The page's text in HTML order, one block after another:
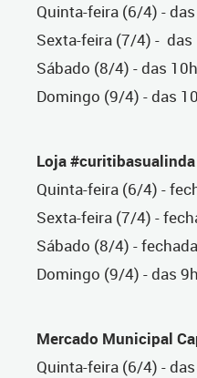
Quinta-feira (6/4) -
Sexta-feira (7/4) - das
Sábado (8/4) - das
Domingo (9/4) - das
Loja
Quinta-feira (6/4) -
Sexta-feira (7/4) -
Sábado (8/4) - fechada
Domingo (9/4) - das
Mercado Municipal
Quinta-feira (6/4) -